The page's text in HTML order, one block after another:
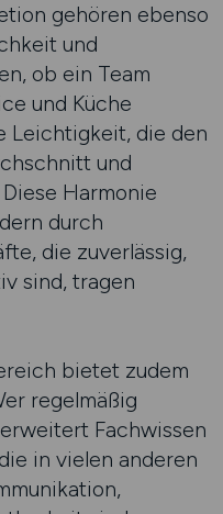
gehören ebenso
und
ob ein Team
und Küche
Leichtigkeit, die den
und
Harmonie
durch
die zuverlässig,
sind, tragen
bietet zudem
regelmäßig
Fachwissen
in vielen anderen